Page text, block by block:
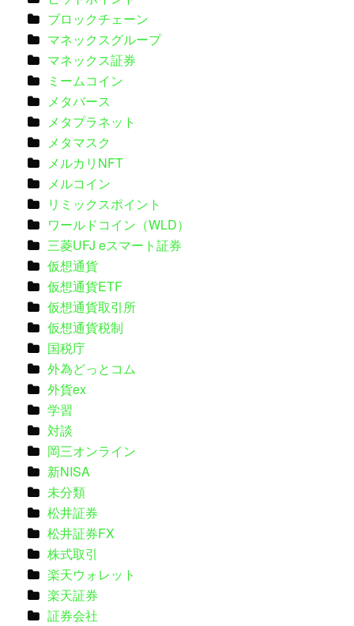
ブロックチェーン
マネックスグループ
マネックス証券
ミームコイン
メタバース
メタプラネット
メタマスク
メルカリNFT
メルコイン
リミックスポイント
ワールドコイン（WLD）
三菱UFJ eスマート証券
仮想通貨
仮想通貨ETF
仮想通貨取引所
仮想通貨税制
国税庁
外為どっとコム
外貨ex
学習
対談
岡三オンライン
新NISA
未分類
松井証券
松井証券FX
株式取引
楽天ウォレット
楽天証券
証券会社